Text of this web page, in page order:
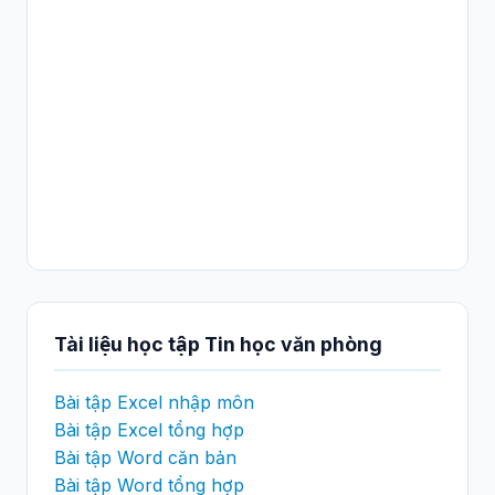
Tài liệu học tập Tin học văn phòng
Bài tập Excel nhập môn
Bài tập Excel tổng hợp
Bài tập Word căn bản
Bài tập Word tổng hợp